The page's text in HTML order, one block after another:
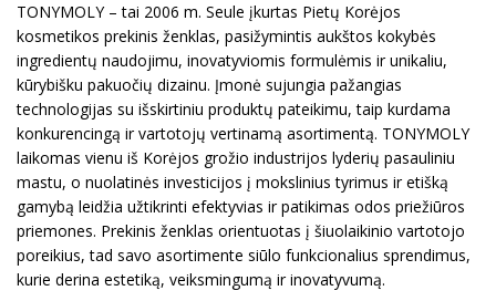
TONYMOLY – tai 2006 m. Seule įkurtas Pietų Korėjos
kosmetikos prekinis ženklas, pasižymintis aukštos kokybės
ingredientų naudojimu, inovatyviomis formulėmis ir unikaliu,
kūrybišku pakuočių dizainu. Įmonė sujungia pažangias
technologijas su išskirtiniu produktų pateikimu, taip kurdama
konkurencingą ir vartotojų vertinamą asortimentą. TONYMOLY
laikomas vienu iš Korėjos grožio industrijos lyderių pasauliniu
mastu, o nuolatinės investicijos į mokslinius tyrimus ir etišką
gamybą leidžia užtikrinti efektyvias ir patikimas odos priežiūros
priemones. Prekinis ženklas orientuotas į šiuolaikinio vartotojo
poreikius, tad savo asortimente siūlo funkcionalius sprendimus,
kurie derina estetiką, veiksmingumą ir inovatyvumą.